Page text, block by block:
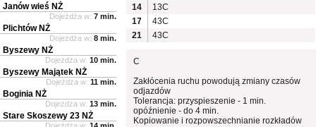
14
13C
17
43C
21
43C
C
Zakłócenia ruchu powodują zmiany czasów
odjazdów
Tolerancja: przyspieszenie - 1 min.
opóźnienie - do 4 min.
Kopiowanie i rozpowszechnianie rozkładów
Janów wieś NŻ
Dojeżdża w: 7 min.
Plichtów NŻ
Dojeżdża w: 8 min.
Byszewy NŻ
Dojeżdża w: 10 min.
Byszewy Majątek NŻ
Dojeżdża w: 11 min.
Boginia NŻ
Dojeżdża w: 13 min.
Stare Skoszewy 23 NŻ